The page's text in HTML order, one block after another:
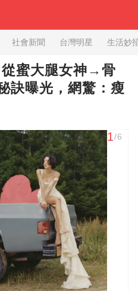
社會新聞 台灣明星 生活妙
蜜大腿女神→骨
訣曝光，網驚：瘦
1/6